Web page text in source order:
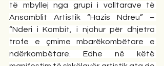
të mbyllej nga grupi i valltarave të
Ansamblit Artistik “Hazis Ndreu” –
“Nderi i Kombit, i njohur për dhjetra
trofe e çmime mbarëkombëtare e
ndërkombëtare. Edhe në këtë